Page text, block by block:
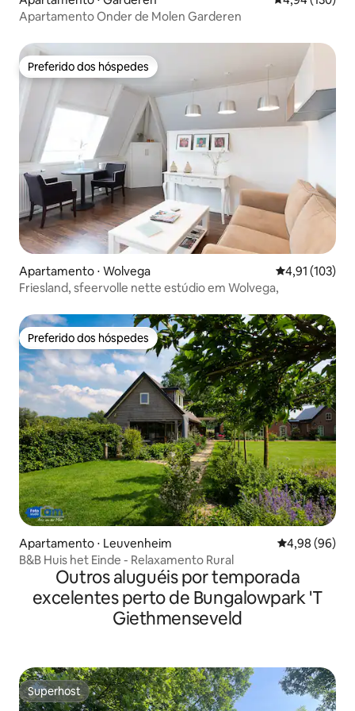
Apartamento Onder de Molen Garderen
Preferido dos hóspedes
Preferido dos hóspedes
Apartamento ⋅ Wolvega 4,91 de uma
4,91 (103)
Friesland, sfeervolle nette estúdio em Wolvega,
Preferido dos hóspedes
Preferido dos hóspedes
Apartamento ⋅ Leuvenheim 4,98 de uma
4,98 (96)
B&B Huis het Einde - Relaxamento Rural
Outros aluguéis por temporada
excelentes perto de Bungalowpark 'T
Giethmenseveld
Superhost
Superhost